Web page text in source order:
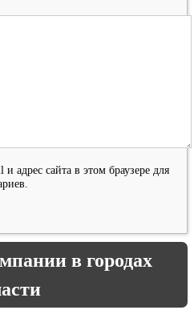
адрес сайта в этом браузере для
в городах